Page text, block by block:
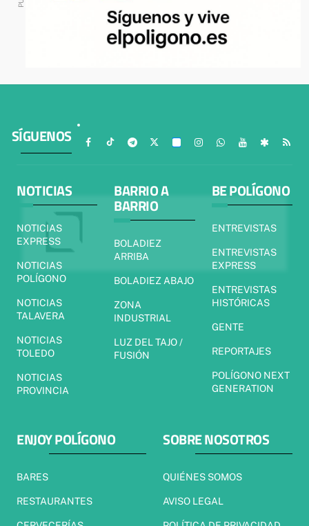
SÍGUENOS
NOTICIAS
NOTICIAS
EXPRESS
NOTICIAS
POLÍGONO
NOTICIAS
TALAVERA
NOTICIAS
TOLEDO
NOTICIAS
PROVINCIA
BARRIO A
BARRIO
BOLADIEZ
ARRIBA
BOLADIEZ ABAJO
ZONA
INDUSTRIAL
LUZ DEL TAJO /
FUSIÓN
BE POLÍGONO
ENTREVISTAS
ENTREVISTAS
EXPRESS
ENTREVISTAS
HISTÓRICAS
GENTE
REPORTAJES
POLÍGONO NEXT
GENERATION
ENJOY POLÍGONO
BARES
RESTAURANTES
SOBRE NOSOTROS
QUIÉNES SOMOS
AVISO LEGAL